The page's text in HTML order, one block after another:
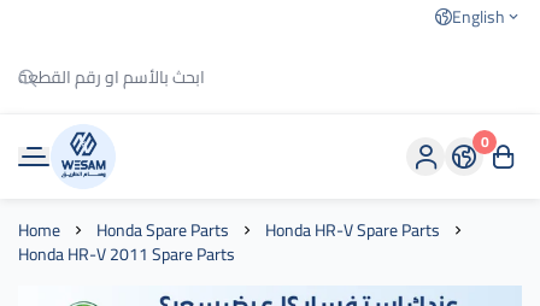
English
وسام الطريق
0
Home Honda Spare Parts Honda HR-V Spare Parts
Honda HR-V 2011 Spare Parts